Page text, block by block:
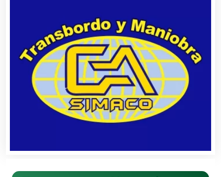
Cibercafés
Clínicas de Belleza
Clínicas de Rehabilitación
Clínicas y Hospitales